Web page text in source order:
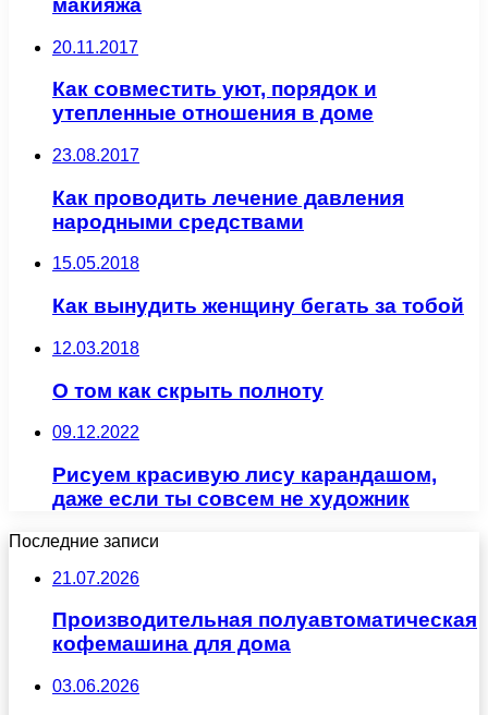
макияжа
20.11.2017
Как совместить уют, порядок и
утепленные отношения в доме
23.08.2017
Как проводить лечение давления
народными средствами
15.05.2018
Как вынудить женщину бегать за тобой
12.03.2018
О том как скрыть полноту
09.12.2022
Рисуем красивую лису карандашом,
даже если ты совсем не художник
Последние записи
21.07.2026
Производительная полуавтоматическая
кофемашина для дома
03.06.2026